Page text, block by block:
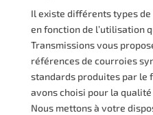
Il existe différents types de
en fonction de l’utilisation
Transmissions vous
références de courroies
standards produites par le
avons choisi pour la
Nous mettons à votre